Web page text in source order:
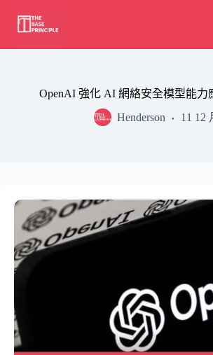
content
OpenAI 強化 AI 網絡安全模型能力
Henderson
11 12